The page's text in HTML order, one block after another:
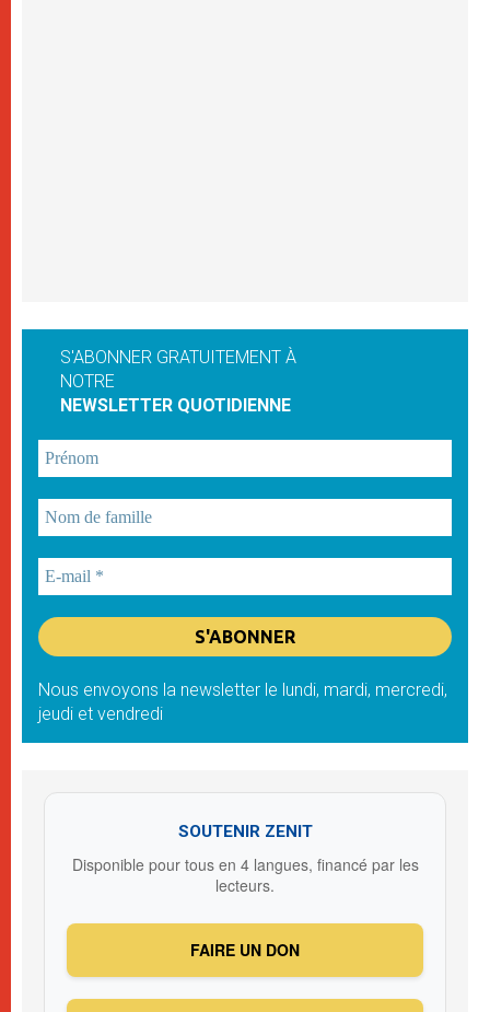
S'ABONNER GRATUITEMENT À
NOTRE
NEWSLETTER QUOTIDIENNE
Nous envoyons la newsletter le lundi, mardi, mercredi,
jeudi et vendredi
SOUTENIR ZENIT
Disponible pour tous en 4 langues, financé par les
lecteurs.
FAIRE UN DON